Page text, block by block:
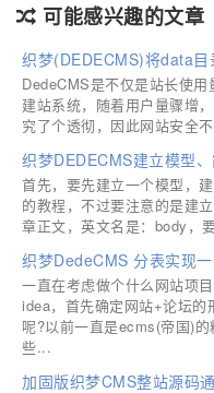
可能感兴趣的文章
织梦(DEDECMS)将data
DedeCMS是不仅是站长使
建站系统，随着用户量骤增
究了个透彻，因此网站安全
织梦DEDECMS建立模型
首先，要先建立一个模型，
的教程，不过要注意的是建
章正文，英文名是：body，
织梦DedeCMS 分表实现
一直在考虑做个什么网站项
idea，首先确定网站+论坛的
呢?以前一直是ecms(帝国)
些...
加固版织梦CMS整站源码